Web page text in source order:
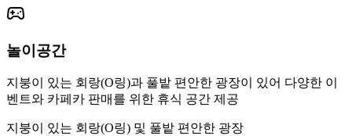
놀이공간
지붕이 있는 회랑(O링)과 풀밭 편안한 광장이 있어 다양한 이
벤트와 카페카 판매를 위한 휴식 공간 제공
지붕이 있는 회랑(O링) 및 풀밭 편안한 광장